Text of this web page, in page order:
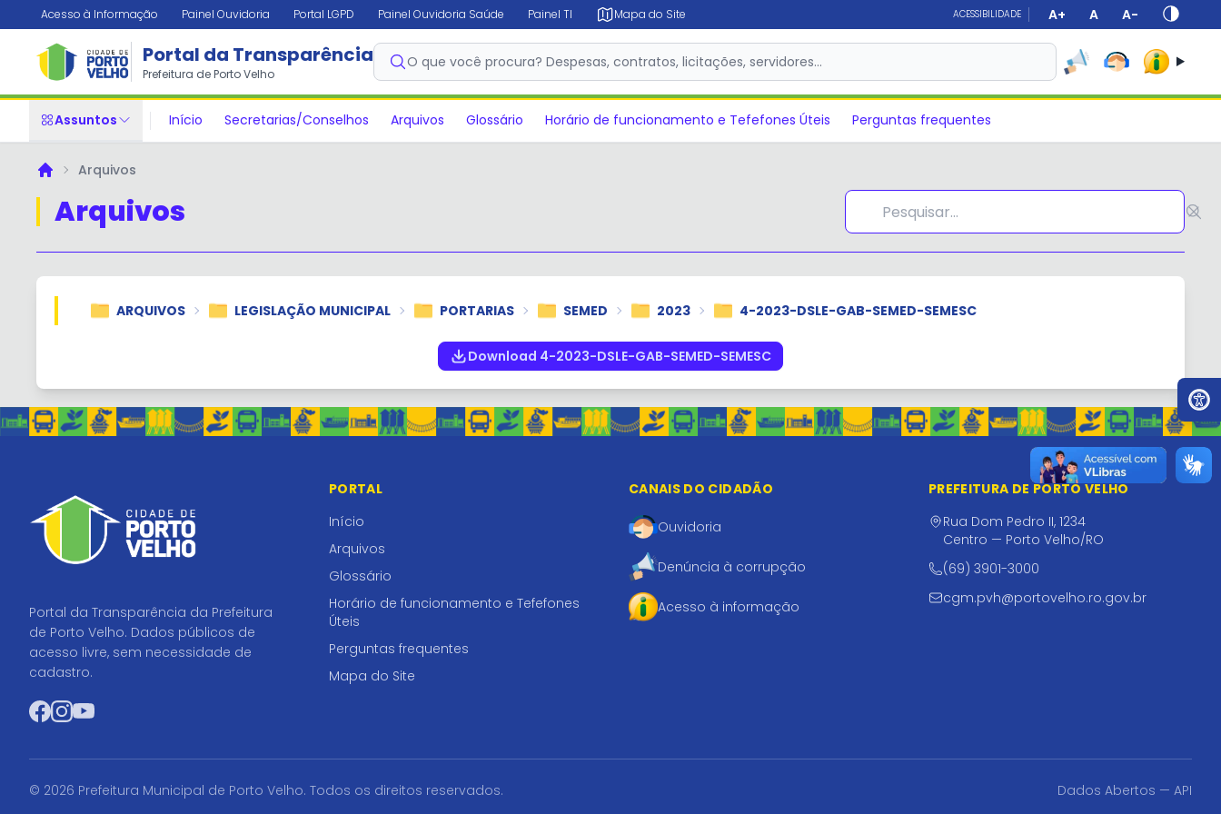
Acesso à Informação Painel Ouvidoria Portal LGPD Painel Ouvidoria Saúde Painel TI Mapa do Site ACESSIBILIDADE A+ A A-
Portal da Transparência
Prefeitura de Porto Velho
O que você procura? Despesas, contratos, licitações, servidores…
Assuntos Início Secretarias/Conselhos Arquivos Glossário Horário de funcionamento e Tefefones Úteis Perguntas frequentes
PrincipalArquivos
Arquivos
ARQUIVOS LEGISLAÇÃO MUNICIPAL PORTARIAS SEMED 2023 4-2023-DSLE-GAB-SEMED-SEMESC
Download 4-2023-DSLE-GAB-SEMED-SEMESC
Portal da Transparência da Prefeitura
de Porto Velho. Dados públicos de
acesso livre, sem necessidade de
cadastro.
Facebook
Instagram
YouTube
PORTAL
Início
Arquivos
Glossário
Horário de funcionamento e Tefefones
Úteis
Perguntas frequentes
Mapa do Site
CANAIS DO CIDADÃO
Ouvidoria
Denúncia à corrupção
Acesso à informação
PREFEITURA DE PORTO VELHO
Rua Dom Pedro II, 1234
Centro — Porto Velho/RO
(69) 3901-3000
cgm.pvh@portovelho.ro.gov.br
© 2026 Prefeitura Municipal de Porto Velho. Todos os direitos reservados. Dados Abertos — API
✕
Ir